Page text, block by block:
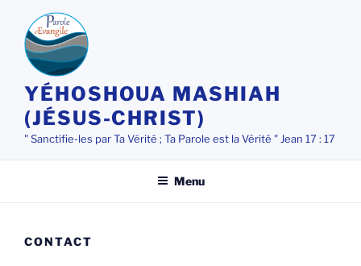
contenu
principal
YÉHOSHOUA MASHIAH
(JÉSUS-CHRIST)
" Sanctifie-les par Ta Vérité ; Ta Parole est la Vérité " Jean 17 : 17
Menu
CONTACT